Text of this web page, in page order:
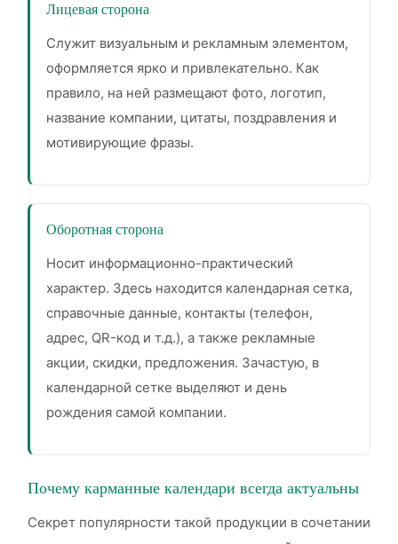
Лицевая сторона
Служит визуальным и рекламным элементом,
оформляется ярко и привлекательно. Как
правило, на ней размещают фото, логотип,
название компании, цитаты, поздравления и
мотивирующие фразы.
Оборотная сторона
Носит информационно-практический
характер. Здесь находится календарная сетка,
справочные данные, контакты (телефон,
адрес, QR-код и т.д.), а также рекламные
акции, скидки, предложения. Зачастую, в
календарной сетке выделяют и день
рождения самой компании.
Почему карманные календари всегда актуальны
Секрет популярности такой продукции в сочетании